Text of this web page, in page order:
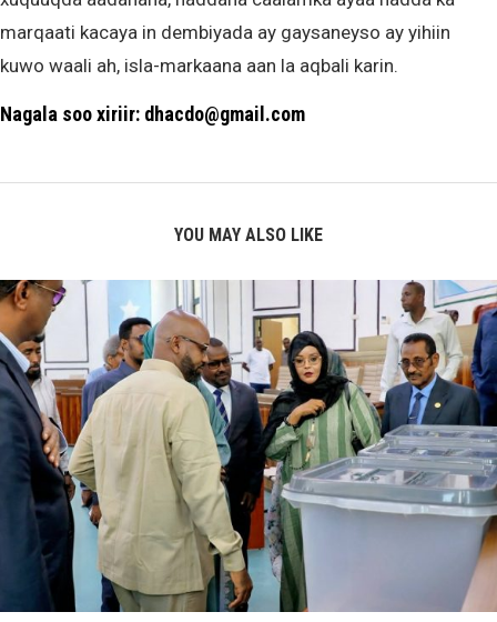
marqaati kacaya in dembiyada ay gaysaneyso ay yihiin
kuwo waali ah, isla-markaana aan la aqbali karin.
Nagala soo xiriir: dhacdo@gmail.com
YOU MAY ALSO LIKE